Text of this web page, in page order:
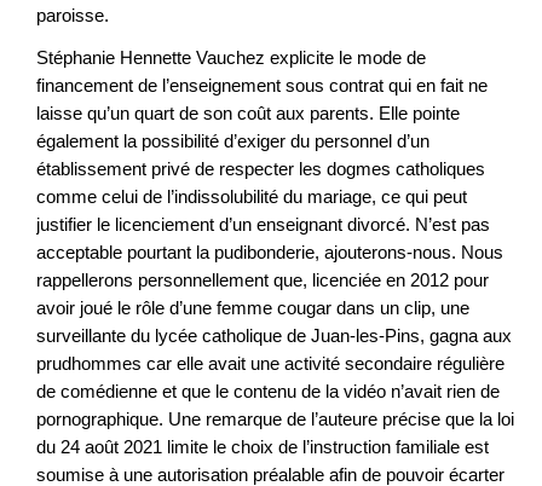
paroisse.
Stéphanie Hennette Vauchez explicite le mode de
financement de l’enseignement sous contrat qui en fait ne
laisse qu’un quart de son coût aux parents. Elle pointe
également la possibilité d’exiger du personnel d’un
établissement privé de respecter les dogmes catholiques
comme celui de l’indissolubilité du mariage, ce qui peut
justifier le licenciement d’un enseignant divorcé. N’est pas
acceptable pourtant la pudibonderie, ajouterons-nous. Nous
rappellerons personnellement que, licenciée en 2012 pour
avoir joué le rôle d’une femme cougar dans un clip, une
surveillante du lycée catholique de Juan-les-Pins, gagna aux
prudhommes car elle avait une activité secondaire régulière
de comédienne et que le contenu de la vidéo n’avait rien de
pornographique. Une remarque de l’auteure précise que la loi
du 24 août 2021 limite le choix de l’instruction familiale est
soumise à une autorisation préalable afin de pouvoir écarter